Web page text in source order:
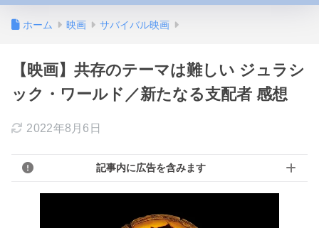
ホーム 映画 サバイバル映画
【映画】共存のテーマは難しい ジュラシ
ック・ワールド／新たなる支配者 感想
2022年8月6日
記事内に広告を含みます